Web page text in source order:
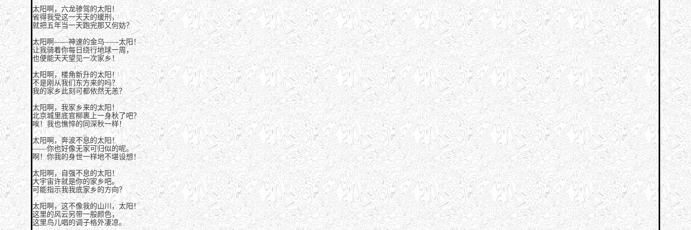
太阳啊，六龙骖驾的太阳！
省得我受这一天天的缓刑，
就把五年当一天跑完那又何妨？
太阳啊——神速的金乌——太阳！
让我骑着你每日绕行地球一周，
也便能天天望见一次家乡！
太阳啊，楼角新升的太阳！
不是刚从我们东方来的吗？
我的家乡此刻可都依然无恙？
太阳啊，我家乡来的太阳！
北京城里底官柳裹上一身秋了吧？
唉！我也憔悴的同深秋一样！
太阳啊，奔波不息的太阳！
——你也好像无家可归似的呢。
啊！你我的身世一样地不堪设想！
太阳啊，自强不息的太阳！
大宇宙许就是你的家乡吧。
可能指示我我底家乡的方向？
太阳啊，这不像我的山川，太阳！
这里的风云另带一般颜色，
这里鸟儿唱的调子格外凄凉。